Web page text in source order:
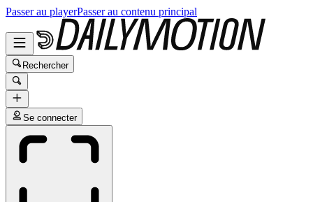
Passer au playerPasser au contenu principal
Rechercher
Se connecter